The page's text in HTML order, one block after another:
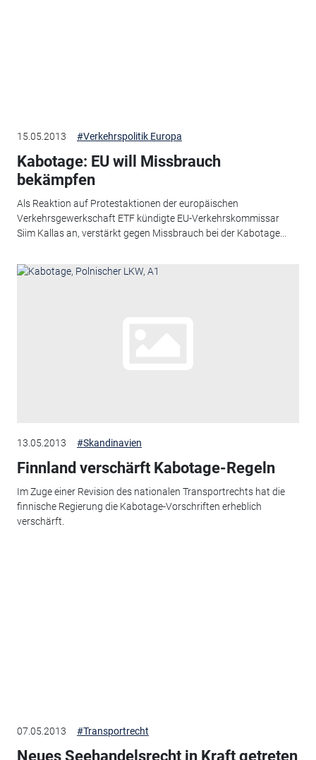
15.05.2013 #Verkehrspolitik Europa
Kabotage: EU will Missbrauch
bekämpfen
Als Reaktion auf Protestaktionen der europäischen
Verkehrsgewerkschaft ETF kündigte EU-Verkehrskommissar
Siim Kallas an, verstärkt gegen Missbrauch bei der Kabotage...
13.05.2013 #Skandinavien
Finnland verschärft Kabotage-Regeln
Im Zuge einer Revision des nationalen Transportrechts hat die
finnische Regierung die Kabotage-Vorschriften erheblich
verschärft.
07.05.2013 #Transportrecht
Neues Seehandelsrecht in Kraft getreten